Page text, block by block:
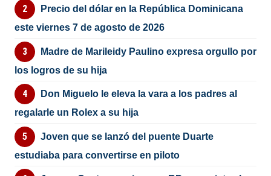
Precio del dólar en la República Dominicana
este viernes 7 de agosto de 2026
Madre de Marileidy Paulino expresa orgullo por
los logros de su hija
Don Miguelo le eleva la vara a los padres al
regalarle un Rolex a su hija
Joven que se lanzó del puente Duarte
estudiaba para convertirse en piloto